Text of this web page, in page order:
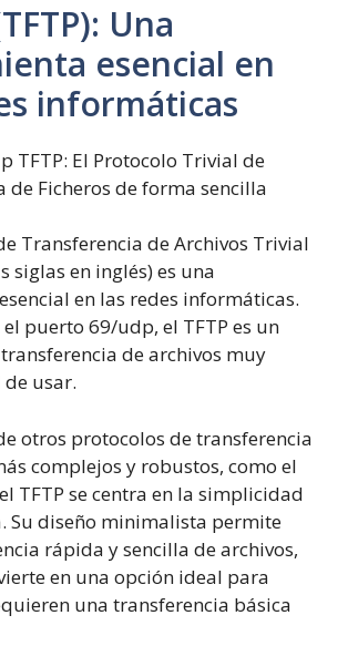
Una
esencial en
informáticas
TFTP: El Protocolo Trivial de
de Ficheros de forma sencilla
Transferencia de Archivos Trivial
siglas en inglés) es una
en las redes informáticas.
puerto 69/udp, el TFTP es un
de archivos muy
usar.
otros protocolos de transferencia
complejos y robustos, como el
el TFTP se centra en la simplicidad
Su diseño minimalista permite
rápida y sencilla de archivos,
en una opción ideal para
una transferencia básica